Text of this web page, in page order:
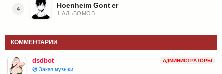
4 Hoenheim Gontier
1 АЛЬБОМОВ
КОММЕНТАРИИ
dsdbot АДМИНИСТРАТОРЫ
💿 Заказ музыки